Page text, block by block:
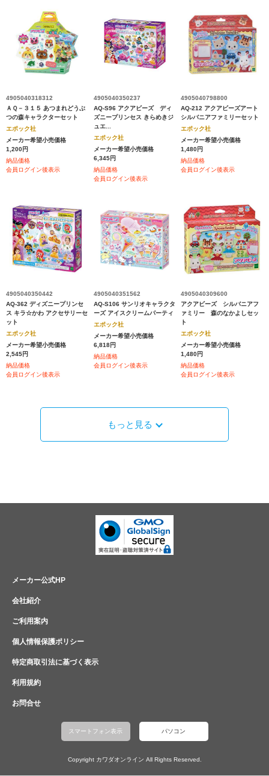
4905040318312
ＡＱ－３１５ あつまれどうぶ
つの森キャラクターセット
エポック社
メーカー希望小売価格
1,200円
納品価格
会員ログイン後表示
4905040350237
AQ-S96 アクアビーズ ディ
ズニープリンセス きらめきジ
ュエ...
エポック社
メーカー希望小売価格
6,345円
納品価格
会員ログイン後表示
4905040798800
AQ-212 アクアビーズアート
シルバニアファミリーセット
エポック社
メーカー希望小売価格
1,480円
納品価格
会員ログイン後表示
4905040350442
AQ-362 ディズニープリンセ
ス キラ☆かわ アクセサリーセ
ット
エポック社
メーカー希望小売価格
2,545円
納品価格
会員ログイン後表示
4905040351562
AQ-S106 サンリオキャラクタ
ーズ アイスクリームパーティ
エポック社
メーカー希望小売価格
6,818円
納品価格
会員ログイン後表示
4905040309600
アクアビーズ シルバニアフ
ァミリー 森のなかよしセッ
ト
エポック社
メーカー希望小売価格
1,480円
納品価格
会員ログイン後表示
もっと見る
メーカー公式HP
会社紹介
ご利用案内
個人情報保護ポリシー
特定商取引法に基づく表示
利用規約
お問合せ
スマートフォン表示 パソコン
Copyright カワダオンライン All Rights Reserved.